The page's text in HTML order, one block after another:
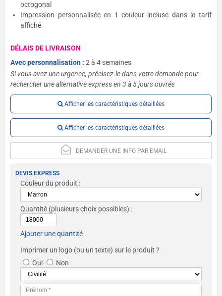
octogonal
Impression personnalisée en 1 couleur incluse dans le tarif
affiché
DÉLAIS DE LIVRAISON
Avec personnalisation :2 à 4 semaines
Si vous avez une urgence, précisez-le dans votre demande pour
rechercher une alternative express en 3 à 5 jours ouvrés
Afficher les caractéristiques détaillées
Afficher les caractéristiques détaillées
DEMANDER UNE INFO PAR EMAIL
DEVIS EXPRESS
Couleur du produit :
Quantité (plusieurs choix possibles) :
Ajouter une quantité
Imprimer un logo (ou un texte) sur le produit ?
Oui
Non